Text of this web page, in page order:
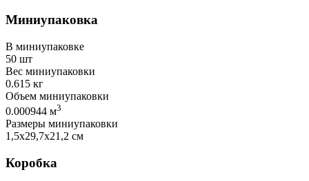
Миниупаковка
В миниупаковке
50 шт
Вес миниупаковки
0.615 кг
Объем миниупаковки
0.000944 м3
Размеры миниупаковки
1,5х29,7х21,2 см
Коробка